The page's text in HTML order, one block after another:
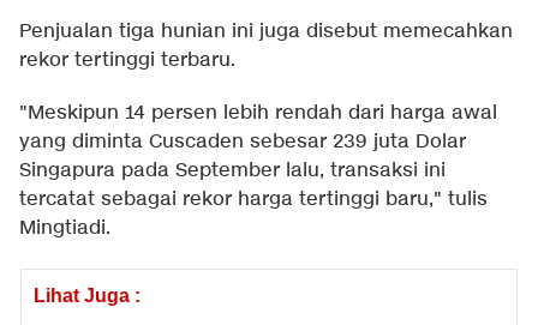
Penjualan tiga hunian ini juga disebut memecahkan
rekor tertinggi terbaru.
"Meskipun 14 persen lebih rendah dari harga awal
yang diminta Cuscaden sebesar 239 juta Dolar
Singapura pada September lalu, transaksi ini
tercatat sebagai rekor harga tertinggi baru," tulis
Mingtiadi.
Lihat Juga :